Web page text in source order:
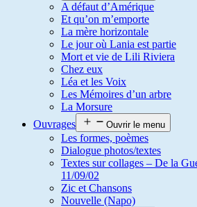
A défaut d’Amérique
Et qu’on m’emporte
La mère horizontale
Le jour où Lania est partie
Mort et vie de Lili Riviera
Chez eux
Léa et les Voix
Les Mémoires d’un arbre
La Morsure
Ouvrages
Ouvrir le menu
Les formes, poèmes
Dialogue photos/textes
Textes sur collages – De la
11/09/02
Zic et Chansons
Nouvelle (Napo)